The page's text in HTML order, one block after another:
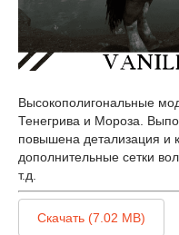
Высокополигональные
Тенегрива и Мороза.
повышена детализация и
дополнительные сетки
т.д.
Скачать (7.02 MB)